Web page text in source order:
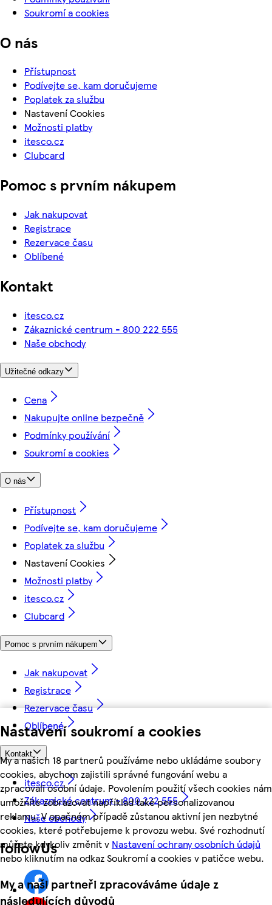
Nastavení soukromí a cookies
My a našich 18 partnerů používáme nebo ukládáme soubory
cookies, abychom zajistili správné fungování webu a
zpracovali osobní údaje. Povolením použití všech cookies nám
umožníte zobrazovat například také personalizovanou
reklamu. V opačném případě zůstanou aktivní jen nezbytné
cookies, které potřebujeme k provozu webu. Své rozhodnutí
můžete kdykoliv změnit v Nastavení ochrany osobních údajů
nebo kliknutím na odkaz Soukromí a cookies v patičce webu.
My a naši partneři zpracováváme údaje z
následujících důvodů
Soukromí a cookies
O nás
Přístupnost
Podívejte se, kam doručujeme
Poplatek za službu
Nastavení Cookies
Možnosti platby
itesco.cz
Clubcard
Pomoc s prvním nákupem
Jak nakupovat
Registrace
Rezervace času
Oblíbené
Kontakt
itesco.cz
Zákaznické centrum - 800 222 555
Naše obchody
Užitečné odkazy
Cena
Nakupujte online bezpečně
Podmínky používání
Soukromí a cookies
O nás
Přístupnost
Podívejte se, kam doručujeme
Poplatek za službu
Nastavení Cookies
Možnosti platby
itesco.cz
Clubcard
Pomoc s prvním nákupem
Jak nakupovat
Registrace
Rezervace času
Oblíbené
Kontakt
itesco.cz
Zákaznické centrum - 800 222 555
Naše obchody
followUs